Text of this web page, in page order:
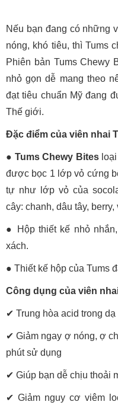
Nếu bạn đang có những
nóng, khó tiêu, thì Tums
Phiên bản Tums Chewy
nhỏ gọn dễ mang theo
đạt tiêu chuẩn Mỹ đang
Thế giới.
Đặc điểm của viên nhai
● Tums Chewy Bitesloại
được bọc 1 lớp vỏ cứng
tự như lớp vỏ của
cây: chanh, dâu tây,
● Hộp thiết kế nhỏ
xách.
● Thiết kế hộp của Tums
Công dụng của viên
✔ Trung hòa acid trong dạ
✔ Giảm ngay ợ nóng, ợ
phút sử dụng
✔ Giúp bạn dễ chịu thoải
✔ Giảm nguy cơ viêm